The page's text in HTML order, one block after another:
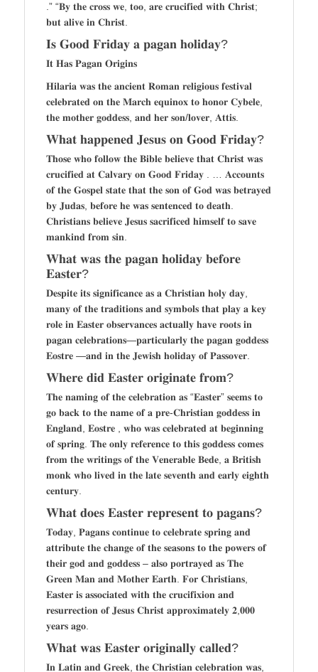
.” “𝐁𝐲 𝐭𝐡𝐞 𝐜𝐫𝐨𝐬𝐬 𝐰𝐞, 𝐭𝐨𝐨, 𝐚𝐫𝐞 𝐜𝐫𝐮𝐜𝐢𝐟𝐢𝐞𝐝 𝐰𝐢𝐭𝐡 𝐂𝐡𝐫𝐢𝐬𝐭;
𝐛𝐮𝐭 𝐚𝐥𝐢𝐯𝐞 𝐢𝐧 𝐂𝐡𝐫𝐢𝐬𝐭.
𝐈𝐬 𝐆𝐨𝐨𝐝 𝐅𝐫𝐢𝐝𝐚𝐲 𝐚 𝐩𝐚𝐠𝐚𝐧 𝐡𝐨𝐥𝐢𝐝𝐚𝐲?
𝐈𝐭 𝐇𝐚𝐬 𝐏𝐚𝐠𝐚𝐧 𝐎𝐫𝐢𝐠𝐢𝐧𝐬
𝐇𝐢𝐥𝐚𝐫𝐢𝐚 𝐰𝐚𝐬 𝐭𝐡𝐞 𝐚𝐧𝐜𝐢𝐞𝐧𝐭 𝐑𝐨𝐦𝐚𝐧 𝐫𝐞𝐥𝐢𝐠𝐢𝐨𝐮𝐬 𝐟𝐞𝐬𝐭𝐢𝐯𝐚𝐥
𝐜𝐞𝐥𝐞𝐛𝐫𝐚𝐭𝐞𝐝 𝐨𝐧 𝐭𝐡𝐞 𝐌𝐚𝐫𝐜𝐡 𝐞𝐪𝐮𝐢𝐧𝐨𝐱 𝐭𝐨 𝐡𝐨𝐧𝐨𝐫 𝐂𝐲𝐛𝐞𝐥𝐞,
𝐭𝐡𝐞 𝐦𝐨𝐭𝐡𝐞𝐫 𝐠𝐨𝐝𝐝𝐞𝐬𝐬, 𝐚𝐧𝐝 𝐡𝐞𝐫 𝐬𝐨𝐧/𝐥𝐨𝐯𝐞𝐫, 𝐀𝐭𝐭𝐢𝐬.
𝐖𝐡𝐚𝐭 𝐡𝐚𝐩𝐩𝐞𝐧𝐞𝐝 𝐉𝐞𝐬𝐮𝐬 𝐨𝐧 𝐆𝐨𝐨𝐝 𝐅𝐫𝐢𝐝𝐚𝐲?
𝐓𝐡𝐨𝐬𝐞 𝐰𝐡𝐨 𝐟𝐨𝐥𝐥𝐨𝐰 𝐭𝐡𝐞 𝐁𝐢𝐛𝐥𝐞 𝐛𝐞𝐥𝐢𝐞𝐯𝐞 𝐭𝐡𝐚𝐭 𝐂𝐡𝐫𝐢𝐬𝐭 𝐰𝐚𝐬
𝐜𝐫𝐮𝐜𝐢𝐟𝐢𝐞𝐝 𝐚𝐭 𝐂𝐚𝐥𝐯𝐚𝐫𝐲 𝐨𝐧 𝐆𝐨𝐨𝐝 𝐅𝐫𝐢𝐝𝐚𝐲 . … 𝐀𝐜𝐜𝐨𝐮𝐧𝐭𝐬
𝐨𝐟 𝐭𝐡𝐞 𝐆𝐨𝐬𝐩𝐞𝐥 𝐬𝐭𝐚𝐭𝐞 𝐭𝐡𝐚𝐭 𝐭𝐡𝐞 𝐬𝐨𝐧 𝐨𝐟 𝐆𝐨𝐝 𝐰𝐚𝐬 𝐛𝐞𝐭𝐫𝐚𝐲𝐞𝐝
𝐛𝐲 𝐉𝐮𝐝𝐚𝐬, 𝐛𝐞𝐟𝐨𝐫𝐞 𝐡𝐞 𝐰𝐚𝐬 𝐬𝐞𝐧𝐭𝐞𝐧𝐜𝐞𝐝 𝐭𝐨 𝐝𝐞𝐚𝐭𝐡.
𝐂𝐡𝐫𝐢𝐬𝐭𝐢𝐚𝐧𝐬 𝐛𝐞𝐥𝐢𝐞𝐯𝐞 𝐉𝐞𝐬𝐮𝐬 𝐬𝐚𝐜𝐫𝐢𝐟𝐢𝐜𝐞𝐝 𝐡𝐢𝐦𝐬𝐞𝐥𝐟 𝐭𝐨 𝐬𝐚𝐯𝐞
𝐦𝐚𝐧𝐤𝐢𝐧𝐝 𝐟𝐫𝐨𝐦 𝐬𝐢𝐧.
𝐖𝐡𝐚𝐭 𝐰𝐚𝐬 𝐭𝐡𝐞 𝐩𝐚𝐠𝐚𝐧 𝐡𝐨𝐥𝐢𝐝𝐚𝐲 𝐛𝐞𝐟𝐨𝐫𝐞
𝐄𝐚𝐬𝐭𝐞𝐫?
𝐃𝐞𝐬𝐩𝐢𝐭𝐞 𝐢𝐭𝐬 𝐬𝐢𝐠𝐧𝐢𝐟𝐢𝐜𝐚𝐧𝐜𝐞 𝐚𝐬 𝐚 𝐂𝐡𝐫𝐢𝐬𝐭𝐢𝐚𝐧 𝐡𝐨𝐥𝐲 𝐝𝐚𝐲,
𝐦𝐚𝐧𝐲 𝐨𝐟 𝐭𝐡𝐞 𝐭𝐫𝐚𝐝𝐢𝐭𝐢𝐨𝐧𝐬 𝐚𝐧𝐝 𝐬𝐲𝐦𝐛𝐨𝐥𝐬 𝐭𝐡𝐚𝐭 𝐩𝐥𝐚𝐲 𝐚 𝐤𝐞𝐲
𝐫𝐨𝐥𝐞 𝐢𝐧 𝐄𝐚𝐬𝐭𝐞𝐫 𝐨𝐛𝐬𝐞𝐫𝐯𝐚𝐧𝐜𝐞𝐬 𝐚𝐜𝐭𝐮𝐚𝐥𝐥𝐲 𝐡𝐚𝐯𝐞 𝐫𝐨𝐨𝐭𝐬 𝐢𝐧
𝐩𝐚𝐠𝐚𝐧 𝐜𝐞𝐥𝐞𝐛𝐫𝐚𝐭𝐢𝐨𝐧𝐬—𝐩𝐚𝐫𝐭𝐢𝐜𝐮𝐥𝐚𝐫𝐥𝐲 𝐭𝐡𝐞 𝐩𝐚𝐠𝐚𝐧 𝐠𝐨𝐝𝐝𝐞𝐬𝐬
𝐄𝐨𝐬𝐭𝐫𝐞 —𝐚𝐧𝐝 𝐢𝐧 𝐭𝐡𝐞 𝐉𝐞𝐰𝐢𝐬𝐡 𝐡𝐨𝐥𝐢𝐝𝐚𝐲 𝐨𝐟 𝐏𝐚𝐬𝐬𝐨𝐯𝐞𝐫.
𝐖𝐡𝐞𝐫𝐞 𝐝𝐢𝐝 𝐄𝐚𝐬𝐭𝐞𝐫 𝐨𝐫𝐢𝐠𝐢𝐧𝐚𝐭𝐞 𝐟𝐫𝐨𝐦?
𝐓𝐡𝐞 𝐧𝐚𝐦𝐢𝐧𝐠 𝐨𝐟 𝐭𝐡𝐞 𝐜𝐞𝐥𝐞𝐛𝐫𝐚𝐭𝐢𝐨𝐧 𝐚𝐬 “𝐄𝐚𝐬𝐭𝐞𝐫” 𝐬𝐞𝐞𝐦𝐬 𝐭𝐨
𝐠𝐨 𝐛𝐚𝐜𝐤 𝐭𝐨 𝐭𝐡𝐞 𝐧𝐚𝐦𝐞 𝐨𝐟 𝐚 𝐩𝐫𝐞-𝐂𝐡𝐫𝐢𝐬𝐭𝐢𝐚𝐧 𝐠𝐨𝐝𝐝𝐞𝐬𝐬 𝐢𝐧
𝐄𝐧𝐠𝐥𝐚𝐧𝐝, 𝐄𝐨𝐬𝐭𝐫𝐞 , 𝐰𝐡𝐨 𝐰𝐚𝐬 𝐜𝐞𝐥𝐞𝐛𝐫𝐚𝐭𝐞𝐝 𝐚𝐭 𝐛𝐞𝐠𝐢𝐧𝐧𝐢𝐧𝐠
𝐨𝐟 𝐬𝐩𝐫𝐢𝐧𝐠. 𝐓𝐡𝐞 𝐨𝐧𝐥𝐲 𝐫𝐞𝐟𝐞𝐫𝐞𝐧𝐜𝐞 𝐭𝐨 𝐭𝐡𝐢𝐬 𝐠𝐨𝐝𝐝𝐞𝐬𝐬 𝐜𝐨𝐦𝐞𝐬
𝐟𝐫𝐨𝐦 𝐭𝐡𝐞 𝐰𝐫𝐢𝐭𝐢𝐧𝐠𝐬 𝐨𝐟 𝐭𝐡𝐞 𝐕𝐞𝐧𝐞𝐫𝐚𝐛𝐥𝐞 𝐁𝐞𝐝𝐞, 𝐚 𝐁𝐫𝐢𝐭𝐢𝐬𝐡
𝐦𝐨𝐧𝐤 𝐰𝐡𝐨 𝐥𝐢𝐯𝐞𝐝 𝐢𝐧 𝐭𝐡𝐞 𝐥𝐚𝐭𝐞 𝐬𝐞𝐯𝐞𝐧𝐭𝐡 𝐚𝐧𝐝 𝐞𝐚𝐫𝐥𝐲 𝐞𝐢𝐠𝐡𝐭𝐡
𝐜𝐞𝐧𝐭𝐮𝐫𝐲.
𝐖𝐡𝐚𝐭 𝐝𝐨𝐞𝐬 𝐄𝐚𝐬𝐭𝐞𝐫 𝐫𝐞𝐩𝐫𝐞𝐬𝐞𝐧𝐭 𝐭𝐨 𝐩𝐚𝐠𝐚𝐧𝐬?
𝐓𝐨𝐝𝐚𝐲, 𝐏𝐚𝐠𝐚𝐧𝐬 𝐜𝐨𝐧𝐭𝐢𝐧𝐮𝐞 𝐭𝐨 𝐜𝐞𝐥𝐞𝐛𝐫𝐚𝐭𝐞 𝐬𝐩𝐫𝐢𝐧𝐠 𝐚𝐧𝐝
𝐚𝐭𝐭𝐫𝐢𝐛𝐮𝐭𝐞 𝐭𝐡𝐞 𝐜𝐡𝐚𝐧𝐠𝐞 𝐨𝐟 𝐭𝐡𝐞 𝐬𝐞𝐚𝐬𝐨𝐧𝐬 𝐭𝐨 𝐭𝐡𝐞 𝐩𝐨𝐰𝐞𝐫𝐬 𝐨𝐟
𝐭𝐡𝐞𝐢𝐫 𝐠𝐨𝐝 𝐚𝐧𝐝 𝐠𝐨𝐝𝐝𝐞𝐬𝐬 – 𝐚𝐥𝐬𝐨 𝐩𝐨𝐫𝐭𝐫𝐚𝐲𝐞𝐝 𝐚𝐬 𝐓𝐡𝐞
𝐆𝐫𝐞𝐞𝐧 𝐌𝐚𝐧 𝐚𝐧𝐝 𝐌𝐨𝐭𝐡𝐞𝐫 𝐄𝐚𝐫𝐭𝐡. 𝐅𝐨𝐫 𝐂𝐡𝐫𝐢𝐬𝐭𝐢𝐚𝐧𝐬,
𝐄𝐚𝐬𝐭𝐞𝐫 𝐢𝐬 𝐚𝐬𝐬𝐨𝐜𝐢𝐚𝐭𝐞𝐝 𝐰𝐢𝐭𝐡 𝐭𝐡𝐞 𝐜𝐫𝐮𝐜𝐢𝐟𝐢𝐱𝐢𝐨𝐧 𝐚𝐧𝐝
𝐫𝐞𝐬𝐮𝐫𝐫𝐞𝐜𝐭𝐢𝐨𝐧 𝐨𝐟 𝐉𝐞𝐬𝐮𝐬 𝐂𝐡𝐫𝐢𝐬𝐭 𝐚𝐩𝐩𝐫𝐨𝐱𝐢𝐦𝐚𝐭𝐞𝐥𝐲 𝟐,𝟎𝟎𝟎
𝐲𝐞𝐚𝐫𝐬 𝐚𝐠𝐨.
𝐖𝐡𝐚𝐭 𝐰𝐚𝐬 𝐄𝐚𝐬𝐭𝐞𝐫 𝐨𝐫𝐢𝐠𝐢𝐧𝐚𝐥𝐥𝐲 𝐜𝐚𝐥𝐥𝐞𝐝?
𝐈𝐧 𝐋𝐚𝐭𝐢𝐧 𝐚𝐧𝐝 𝐆𝐫𝐞𝐞𝐤, 𝐭𝐡𝐞 𝐂𝐡𝐫𝐢𝐬𝐭𝐢𝐚𝐧 𝐜𝐞𝐥𝐞𝐛𝐫𝐚𝐭𝐢𝐨𝐧 𝐰𝐚𝐬,